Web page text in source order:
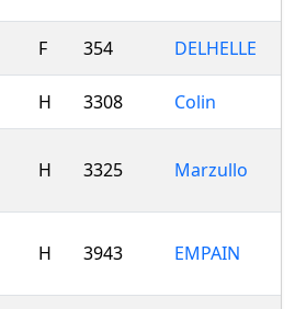
F 354 DELHELLE
H 3308 Colin
H 3325 Marzullo
H 3943 EMPAIN